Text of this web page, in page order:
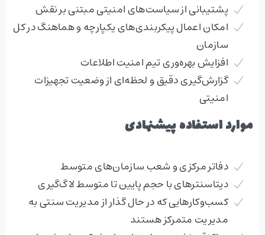
پشتیبانی از سیاست‌های امنیتی مبتنی بر نقش
امکان اعمال پیکربندی‌های یکپارچه و هماهنگ در کل
سازمان
افزایش بهره‌وری تیم امنیت اطلاعات
گزارش‌گیری دقیق و لحظه‌ای از وضعیت تجهیزات
امنیتی
موارد استفاده پیشنهادی
دفاتر مرکزی و شعب سازمان‌های متوسط
دیتاسنترهای با حجم پایین تا متوسط لاگ‌گیری
کسب‌وکارهایی که در حال گذار از مدیریت سنتی به
مدیریت متمرکز هستند